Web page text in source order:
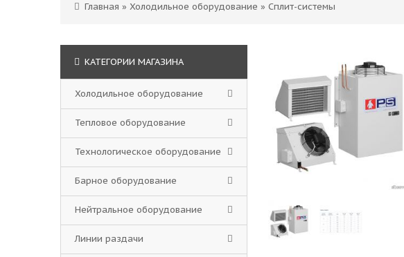
Главная » Холодильное оборудование » Сплит-системы
КАТЕГОРИИ МАГАЗИНА
Холодильное оборудование
Тепловое оборудование
Технологическое оборудование
Барное оборудование
Нейтральное оборудование
Линии раздачи